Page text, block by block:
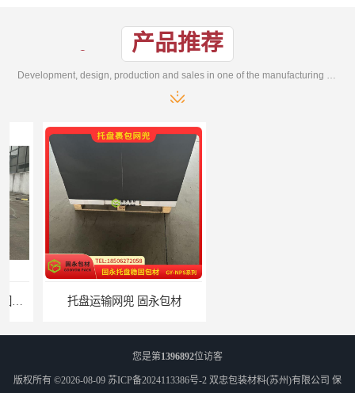
产品推荐
托盘运输网兜 固永包材
您是第1396892位访客
版权所有 ©2026-08-09 苏ICP备2024113386号-2 双忠包装材料(苏州)有限公司 保